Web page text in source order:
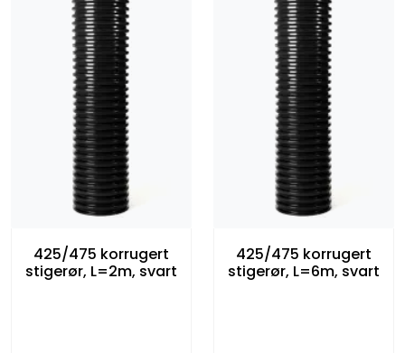
425/475 korrugert
stigerør, L=2m, svart
425/475 korrugert
stigerør, L=6m, svart